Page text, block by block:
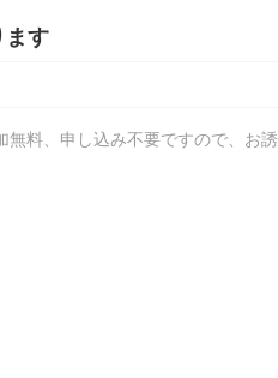
ます
料、申し込み不要ですので、お